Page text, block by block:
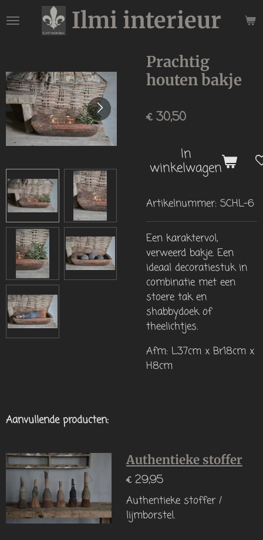
direct
hoofdinhoud
Ilmi interieur
Prachtig
houten bakje
€ 30,50
In
winkelwagen
Artikelnummer: SCHL-6
Een karaktervol,
verweerd bakje. Een
ideaal decoratiestuk in
combinatie met een
stoere tak en
shabbydoek of
theelichtjes.
Afm: L37cm x Br18cm x
H8cm
Aanvullende producten:
Authentieke stoffer
€ 29,95
Authentieke stoffer /
lijmborstel.